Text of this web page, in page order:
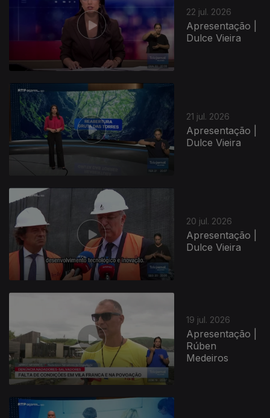
22 jul. 2026
Apresentação |
Dulce Vieira
21 jul. 2026
Apresentação |
Dulce Vieira
20 jul. 2026
Apresentação |
Dulce Vieira
19 jul. 2026
Apresentação |
Rúben
Medeiros